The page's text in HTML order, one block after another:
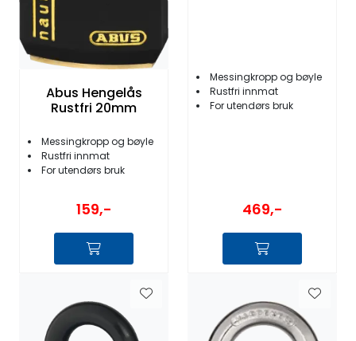
Abus Hengelås
Rustfri 20mm
Messingkropp og bøyle
Rustfri innmat
For utendørs bruk
159,-
Messingkropp og bøyle
Rustfri innmat
For utendørs bruk
469,-